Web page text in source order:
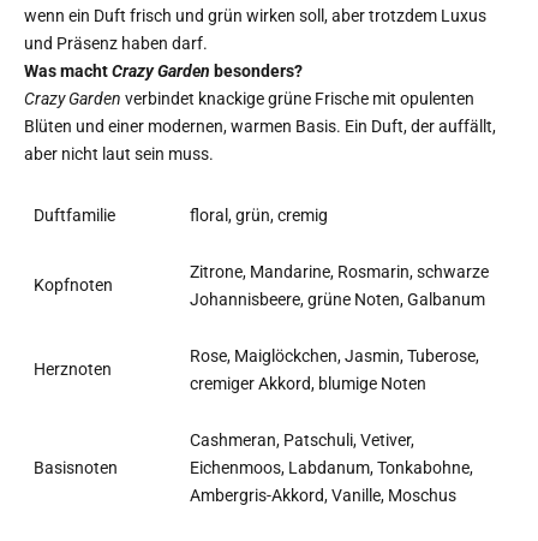
wenn ein Duft frisch und grün wirken soll, aber trotzdem Luxus
und Präsenz haben darf.
Was machtCrazy Garden besonders?
Crazy Garden verbindet knackige grüne Frische mit opulenten
Blüten und einer modernen, warmen Basis. Ein Duft, der auffällt,
aber nicht laut sein muss.
Duftfamilie floral, grün, cremig
Kopfnoten
Zitrone, Mandarine, Rosmarin, schwarze
Johannisbeere, grüne Noten, Galbanum
Herznoten
Rose, Maiglöckchen, Jasmin, Tuberose,
cremiger Akkord, blumige Noten
Basisnoten
Cashmeran, Patschuli, Vetiver,
Eichenmoos, Labdanum, Tonkabohne,
Ambergris-Akkord, Vanille, Moschus